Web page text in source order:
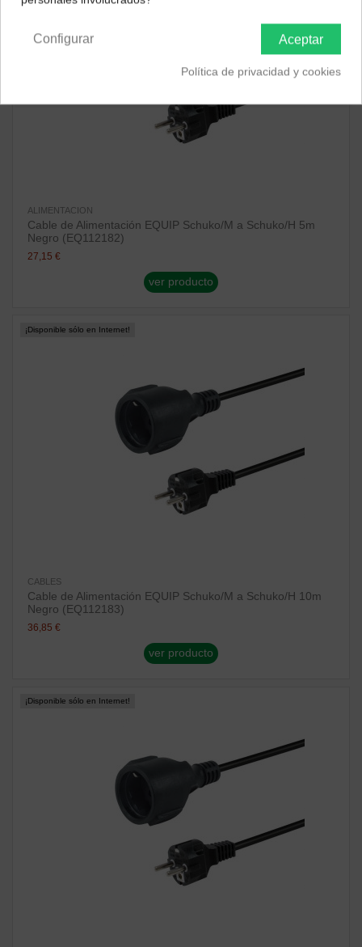
ALIMENTACION
Cable de Alimentación EQUIP Schuko/M a Schuko/H 5m
Negro (EQ112182)
27,15 €
ver producto
¡Disponible sólo en Internet!
CABLES
Cable de Alimentación EQUIP Schuko/M a Schuko/H 10m
Negro (EQ112183)
36,85 €
ver producto
¡Disponible sólo en Internet!
Aceptar
Configurar
Política de privacidad y cookies